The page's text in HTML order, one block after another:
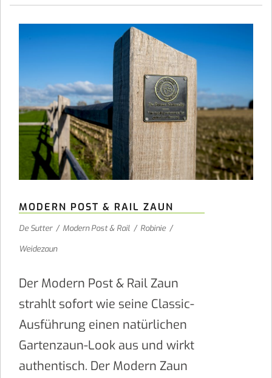
MODERN POST & RAIL ZAUN
De Sutter / Modern Post & Rail / Robinie /
Weidezaun
Der Modern Post & Rail Zaun
strahlt sofort wie seine Classic-
Ausführung einen natürlichen
Gartenzaun-Look aus und wirkt
authentisch. Der Modern Zaun